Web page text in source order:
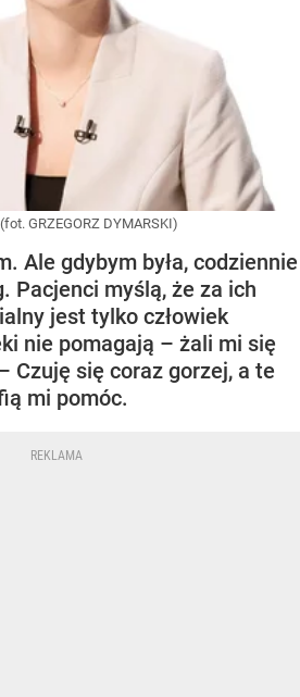
GRZEGORZ DYMARSKI)
Ale gdybym była, codziennie
Pacjenci myślą, że za ich
jest tylko człowiek
nie pomagają – żali mi się
Czuję się coraz gorzej, a te
mi pomóc.